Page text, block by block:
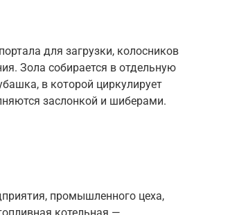
для загрузки, колосников
Зола собирается в отдельную
в которой циркулирует
заслонкой и шиберами.
промышленного цеха,